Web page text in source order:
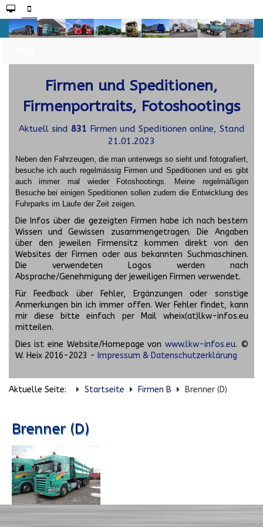
Firmen und Speditionen,
Firmenportraits, Fotoshootings
Aktuell sind 831 Firmen und Speditionen online, Stand
21.01.2023
Neben den Fahrzeugen, die man unterwegs so sieht und fotografiert,
besuche ich auch regelmässig Firmen und Speditionen und es gibt
auch immer mal wieder Fotoshootings.
Meine regelmäßigen
Besuche bei einigen Speditionen sollen zudem die Entwicklung des
Fuhrparks im Laufe der Zeit zeigen.
Die Infos über die gezeigten Firmen habe ich nach bestem
Wissen und Gewissen zusammengetragen. Die Angaben
über den jeweilen Firmensitz kommen direkt von den
Websites der Firmen oder aus bekannten Suchmaschinen.
Die verwendeten Logos werden nach
Absprache/Genehmigung der jeweiligen Firmen verwendet.
Für Feedback über Fehler, Ergänzungen oder sonstige
Anmerkungen bin ich immer offen. Wer Fehler findet, kann
mir diese bitte einfach per Mail wheix(at)lkw-infos.eu
mitteilen.
Dies ist eine Website/Homepage von www.lkw-infos.eu. ©
W. Heix 2016-2023 - Impressum & Datenschutzerklärung
Aktuelle Seite: Startseite Firmen B Brenner (D)
Brenner (D)